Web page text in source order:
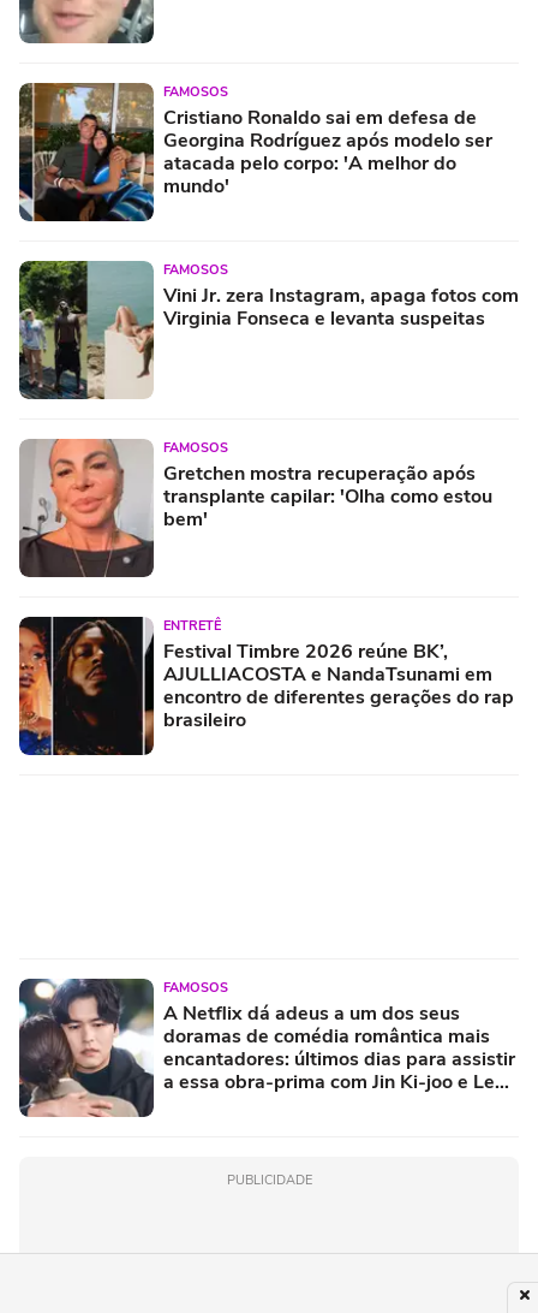
FAMOSOS
Cristiano Ronaldo sai em defesa de
Georgina Rodríguez após modelo ser
atacada pelo corpo: 'A melhor do
mundo'
FAMOSOS
Vini Jr. zera Instagram, apaga fotos com
Virginia Fonseca e levanta suspeitas
FAMOSOS
Gretchen mostra recuperação após
transplante capilar: 'Olha como estou
bem'
ENTRETÊ
Festival Timbre 2026 reúne BK’,
AJULLIACOSTA e NandaTsunami em
encontro de diferentes gerações do rap
brasileiro
FAMOSOS
A Netflix dá adeus a um dos seus
doramas de comédia romântica mais
encantadores: últimos dias para assistir
a essa obra-prima com Jin Ki-joo e Lee
PUBLICIDADE